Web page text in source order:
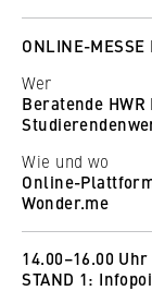
Zum Livestream
ONLINE-MESSE
Wer
Beratende
Wie und wo
Online-
Wonder.me
14.00–16.00 Uhr
STAND 1: